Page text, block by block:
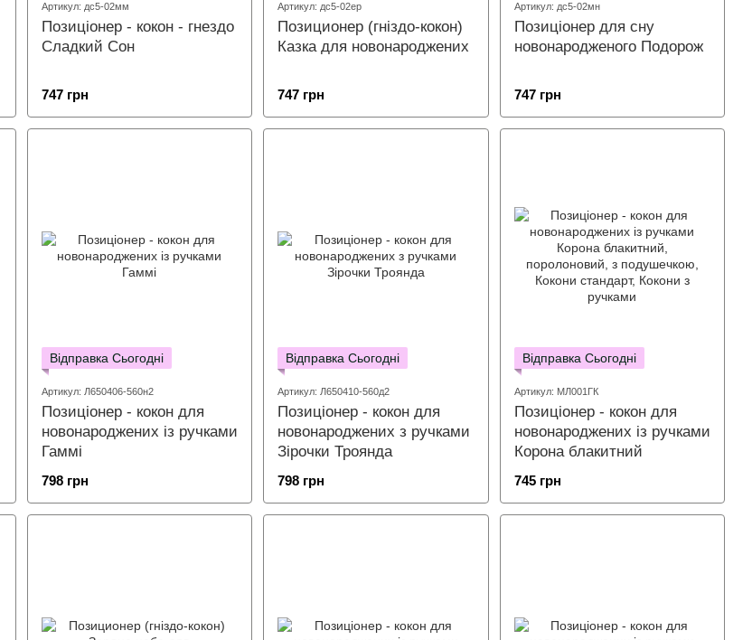
Артикул: дс5-02мм
Позиціонер - кокон - гнездо
Сладкий Сон
747 грн
Артикул: дс5-02ер
Позиционер (гніздо-кокон)
Казка для новонароджених
747 грн
Артикул: дс5-02мн
Позиціонер для сну
новонародженого Подорож
747 грн
Відправка Сьогодні
Артикул: Л650406-560н2
Позиціонер - кокон для
новонароджених із ручками
Гаммі
798 грн
Відправка Сьогодні
Артикул: Л650410-560д2
Позиціонер - кокон для
новонароджених з ручками
Зірочки Троянда
798 грн
Відправка Сьогодні
Артикул: МЛ001ГК
Позиціонер - кокон для
новонароджених із ручками
Корона блакитний
745 грн